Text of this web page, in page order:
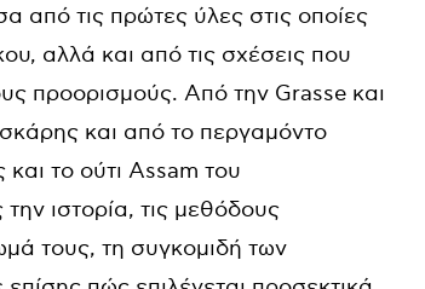
από τις πρώτες ύλες στις οποίες
αλλά και από τις σχέσεις που
προορισμούς. Από την Grasse και
και από το περγαμόντο
το ούτι Assam του
ιστορία, τις μεθόδους
τους, τη συγκομιδή των